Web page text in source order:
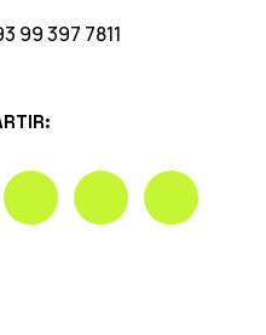
99 397 7811